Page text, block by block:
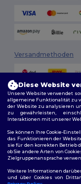
Versandmethoden
Allgemeine
Diese Website
Unsere Website verwendet
allgemeine Funktionalität zu
der Website zu analysieren
zu gewährleisten,
Interaktionen mit unserer
Sie können Ihre Cookie-
das Funktionieren der
sie für den korrekten Betrieb
ob Sie andere Arten von
Zielgruppenansprache
Weitere Informationen
und über Cookies von